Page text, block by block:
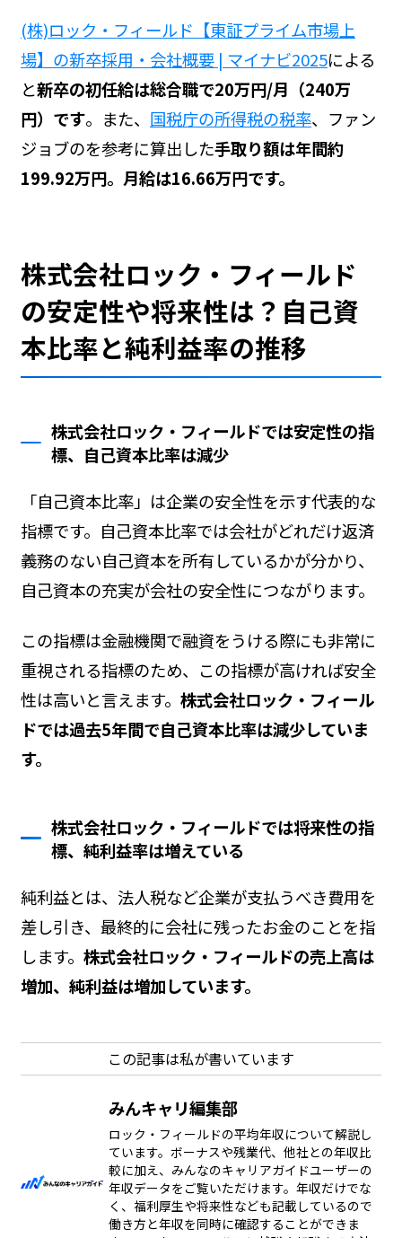
(株)ロック・フィールド【東証プライム市場上
場】の新卒採用・会社概要 | マイナビ2025による
と新卒の初任給は総合職で20万円/月（240万
円）です。また、 国税庁の所得税の税率、ファン
ジョブのを参考に算出した手取り額は年間約
199.92万円。月給は16.66万円です。
株式会社ロック・フィールド
の安定性や将来性は？自己資
本比率と純利益率の推移
株式会社ロック・フィールドでは安定性の指
標、自己資本比率は減少
「自己資本比率」は企業の安全性を示す代表的な
指標です。自己資本比率では会社がどれだけ返済
義務のない自己資本を所有しているかが分かり、
自己資本の充実が会社の安全性につながります。
この指標は金融機関で融資をうける際にも非常に
重視される指標のため、この指標が高ければ安全
性は高いと言えます。 株式会社ロック・フィール
ドでは過去5年間で自己資本比率は減少していま
す。
株式会社ロック・フィールドでは将来性の指
標、純利益率は増えている
純利益とは、法人税など企業が支払うべき費用を
差し引き、最終的に会社に残ったお金のことを指
します。 株式会社ロック・フィールドの売上高は
増加、純利益は増加しています。
この記事は私が書いています
みんキャリ編集部
ロック・フィールドの平均年収について解説し
ています。ボーナスや残業代、他社との年収比
較に加え、みんなのキャリアガイドユーザーの
年収データをご覧いただけます。年収だけでな
く、福利厚生や将来性なども記載しているので
働き方と年収を同時に確認することができま